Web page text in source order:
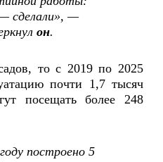
сделали», —
он.
то с 2019 по 2025
почти 1,7 тысяч
посещать более 248
построено 5